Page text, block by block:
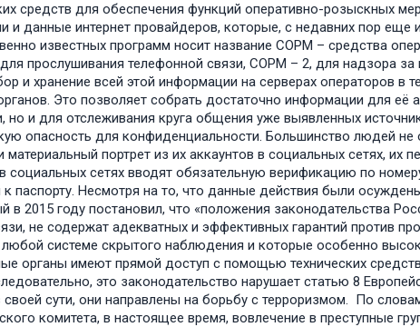
средств для обеспечения функций оперативно-розыскных
и данные интернет провайдеров, которые, с недавних пор еще
известных программ носит название СОРМ – средства
прослушивания телефонной связи, СОРМ – 2, для надзора
и хранение всей этой информации на серверах операторов в
Это позволяет собрать достаточно информации для её
но и для отслеживания круга общения уже выявленных
опасность для конфиденциальности. Большинство людей не
материальный портрет из их аккаунтов в социальных сетях,
социальных сетях вводят обязательную верификацию по
к паспорту. Несмотря на то, что данные действия были
в 2015 году постановил, что «положения законодательства
не содержат адекватных и эффективных гарантий против
системе скрытого наблюдения и которые особенно
органы имеют прямой доступ с помощью технических
это законодательство нарушает статью 8
своей сути, они направлены на борьбу с терроризмом. По
комитета, в настоящее время, вовлечение в преступные